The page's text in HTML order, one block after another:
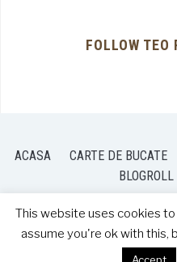
FOLLOW
ACASA CARTE DE BUCATE
BLOGROLL
COPYRIGHT © 2026 TEO'S
This website uses cookies
assume you're ok with this,